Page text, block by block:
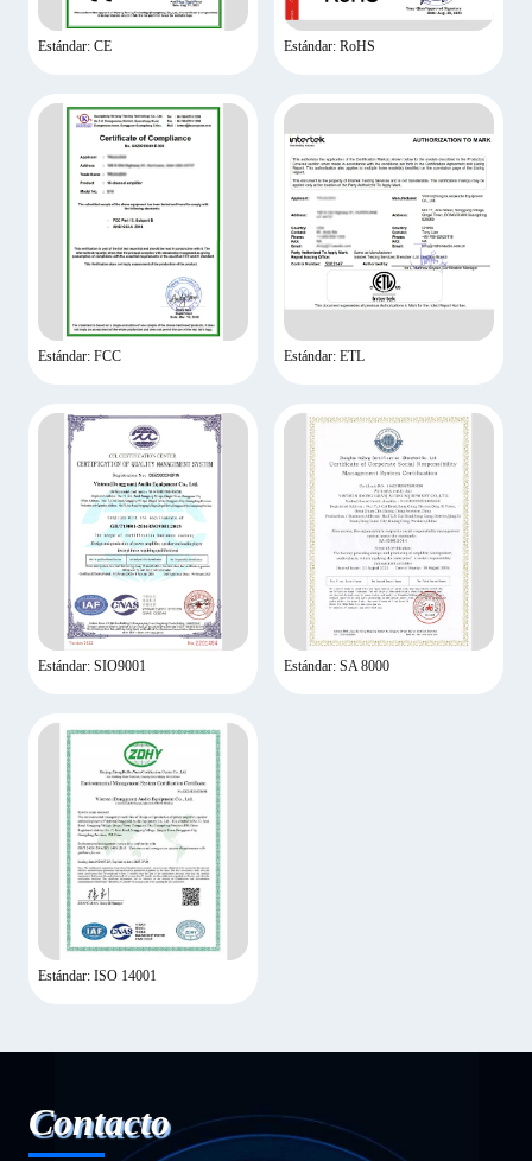
Estándar: CE Estándar: RoHS
Estándar: FCC Estándar: ETL
Estándar: SIO9001 Estándar: SA 8000
Estándar: ISO 14001
Contacto